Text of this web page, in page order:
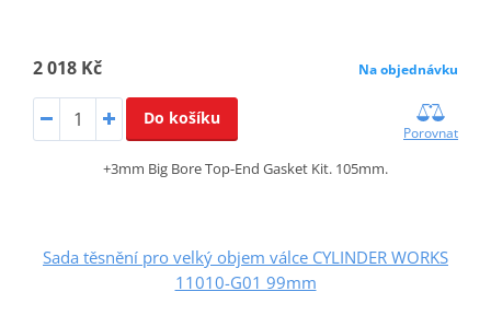
2 018 Kč Na objednávku
Do košíku
Porovnat
+3mm Big Bore Top-End Gasket Kit. 105mm.
Sada těsnění pro velký objem válce CYLINDER WORKS
11010-G01 99mm